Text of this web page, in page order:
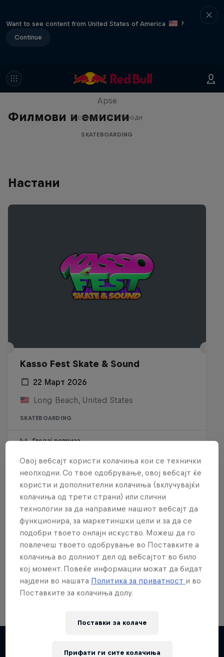
Want to see content from United States of America
?
Continue
Филмови и емисии
Skate Tales
Apse
5 сезони · 27 епизоди
SKATEBOARDING
Настани
Kasso Fest Skate & Sound
22 Март 2026
Long Beach, United States
SKATEBOARDING
Гледај реприза
Сакаш повеќе?
Skateboarding
Welcome to the Red Bull Skateboarding hub, your
source for skateboarding news, videos, rider …
Овој вебсајт користи колачиња кои се технички
неопходни. Со твое одобрување, овој вебсајт ќе
користи и дополнителни колачиња (вклучувајќи
колачиња од трети страни) или слични
технологии за да направиме нашиот вебсајт да
функционира, за маркетиншки цели и за да се
подобри твоето онлајн искуство. Можеш да го
повлечеш твоето одобрување во Поставките а
колачиња во долниот дел од вебсајтот во било
кој момент. Повеќе информации можат да бидат
најдени во нашата Политика за приватност и во
Поставките за колачиња долу.
Поставки за колачe
Прифати ги сите колачиња